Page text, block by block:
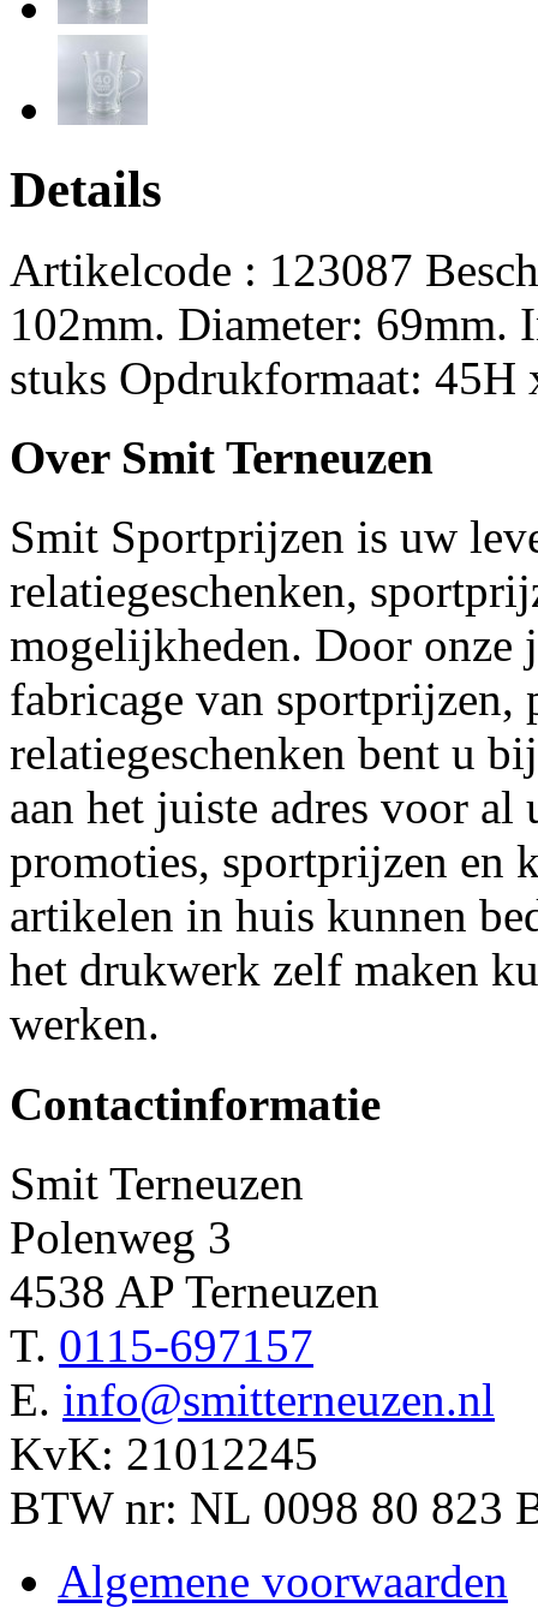
Details
Artikelcode : 123087
102mm. Diameter: 69mm.
stuks Opdrukformaat: 45H
Over Smit Terneuzen
Smit Sportprijzen is uw
relatiegeschenken,
mogelijkheden. Door onze
fabricage van sportprijzen,
relatiegeschenken bent u
aan het juiste adres voor al
promoties, sportprijzen en
artikelen in huis kunnen
het drukwerk zelf maken
werken.
Contactinformatie
Smit Terneuzen
Polenweg 3
4538 AP Terneuzen
T. 0115-697157
E. info@smitterneuzen.nl
KvK: 21012245
BTW nr: NL 0098 80 823
Algemene voorwaarden